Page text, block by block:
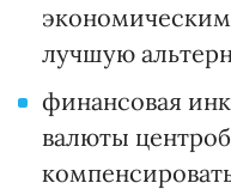
лучшую
финансовая
валюты